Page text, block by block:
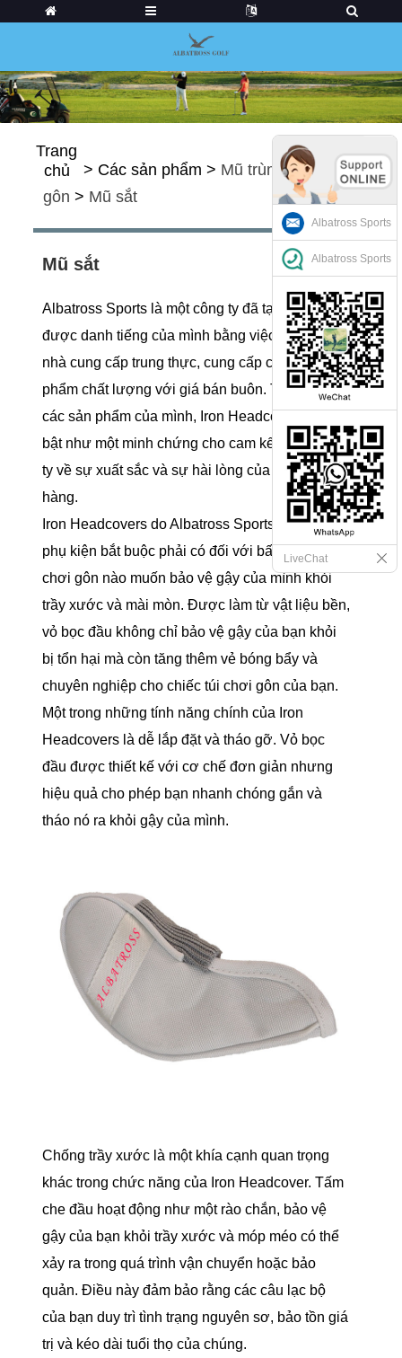
Trang
chủ
> Các sản phẩm > Mũ trùm đầu chơi
gôn > Mũ sắt
Mũ sắt
Albatross Sports là một công ty đã tạo dựng
được danh tiếng của mình bằng việc trở thành
nhà cung cấp trung thực, cung cấp các sản
phẩm chất lượng với giá bán buôn. Trong số
các sản phẩm của mình, Iron Headcovers nổi
bật như một minh chứng cho cam kết của công
ty về sự xuất sắc và sự hài lòng của khách
hàng.
Iron Headcovers do Albatross Sports chế tạo là
phụ kiện bắt buộc phải có đối với bất kỳ người
chơi gôn nào muốn bảo vệ gậy của mình khỏi
trầy xước và mài mòn. Được làm từ vật liệu bền,
vỏ bọc đầu không chỉ bảo vệ gậy của bạn khỏi
bị tổn hại mà còn tăng thêm vẻ bóng bẩy và
chuyên nghiệp cho chiếc túi chơi gôn của bạn.
Một trong những tính năng chính của Iron
Headcovers là dễ lắp đặt và tháo gỡ. Vỏ bọc
đầu được thiết kế với cơ chế đơn giản nhưng
hiệu quả cho phép bạn nhanh chóng gắn và
tháo nó ra khỏi gậy của mình.
Chống trầy xước là một khía cạnh quan trọng
khác trong chức năng của Iron Headcover. Tấm
che đầu hoạt động như một rào chắn, bảo vệ
gậy của bạn khỏi trầy xước và móp méo có thể
xảy ra trong quá trình vận chuyển hoặc bảo
quản. Điều này đảm bảo rằng các câu lạc bộ
của bạn duy trì tình trạng nguyên sơ, bảo tồn giá
trị và kéo dài tuổi thọ của chúng.
Albatross Sports
Albatross Sports
LiveChat